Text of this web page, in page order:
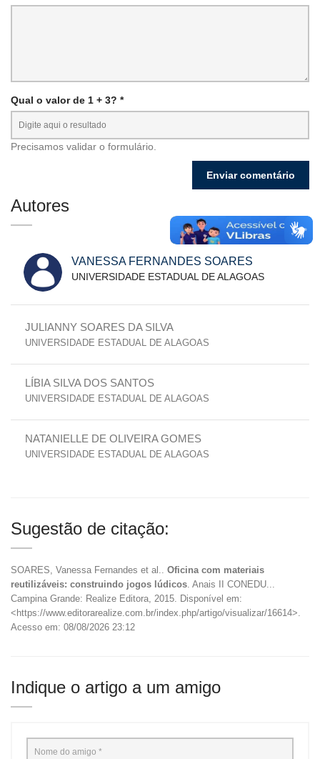
Qual o valor de 1 + 3? *
Precisamos validar o formulário.
Autores
VANESSA FERNANDES SOARES
UNIVERSIDADE ESTADUAL DE ALAGOAS
JULIANNY SOARES DA SILVA
UNIVERSIDADE ESTADUAL DE ALAGOAS
LÍBIA SILVA DOS SANTOS
UNIVERSIDADE ESTADUAL DE ALAGOAS
NATANIELLE DE OLIVEIRA GOMES
UNIVERSIDADE ESTADUAL DE ALAGOAS
Sugestão de citação:
SOARES, Vanessa Fernandes et al.. Oficina com materiais
reutilizáveis: construindo jogos lúdicos . Anais II CONEDU...
Campina Grande: Realize Editora, 2015. Disponível em:
<https://www.editorarealize.com.br/index.php/artigo/visualizar/16614>.
Acesso em: 08/08/2026 23:12
Indique o artigo a um amigo